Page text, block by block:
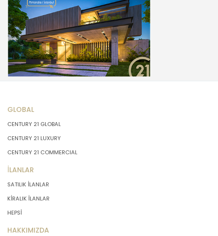
GLOBAL
CENTURY 21 GLOBAL
CENTURY 21 LUXURY
CENTURY 21 COMMERCIAL
İLANLAR
SATILIK İLANLAR
KİRALIK İLANLAR
HEPSİ
HAKKIMIZDA